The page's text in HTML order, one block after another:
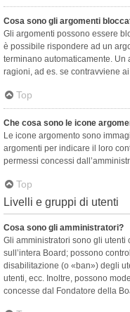
Cosa sono gli argomenti
Gli argomenti possono essere
è possibile rispondere ad un
terminano automaticamente.
ragioni, ad es. se contravviene
Top
Che cosa sono le icone
Le icone argomento sono
argomenti per indicare il loro
permessi concessi
Top
Livelli e gruppi di utenti
Cosa sono gli amministratori?
Gli amministratori sono gli
sull’intera Board; possono
disabilitazione (o «ban») degli
utenti, ecc. Inoltre, possono
concesse dal Fondatore della